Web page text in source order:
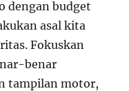
dengan budget
asal kita
Fokuskan
benar
tampilan motor,